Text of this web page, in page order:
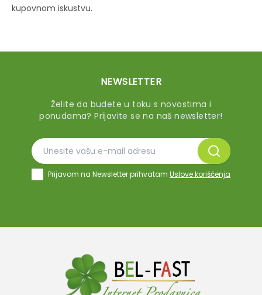
kupovnom iskustvu.
NEWSLETTER
Želite da budete u toku s novostima i
ponudama? Prijavite se na naš newsletter!
Prijavom na Newsletter prihvatam Uslove korišćenja